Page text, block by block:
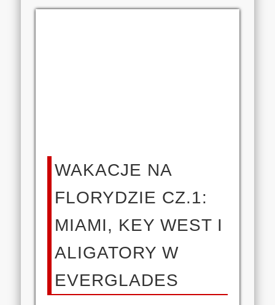
WAKACJE NA
FLORYDZIE CZ.1:
MIAMI, KEY WEST I
ALIGATORY W
EVERGLADES